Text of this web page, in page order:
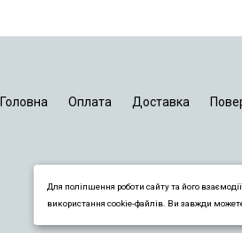
Головна Оплата Доставка
Для поліпшення роботи сайту та його
використання cookie-файлів. Ви завжди